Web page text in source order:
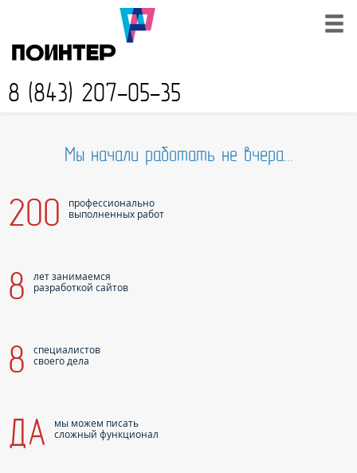
8 (843) 207-05-35
Мы начали работать не вчера...
200
профессионально
выполненных работ
8
лет занимаемся
разработкой сайтов
8
специалистов
своего дела
ДА
мы можем писать
сложный функционал